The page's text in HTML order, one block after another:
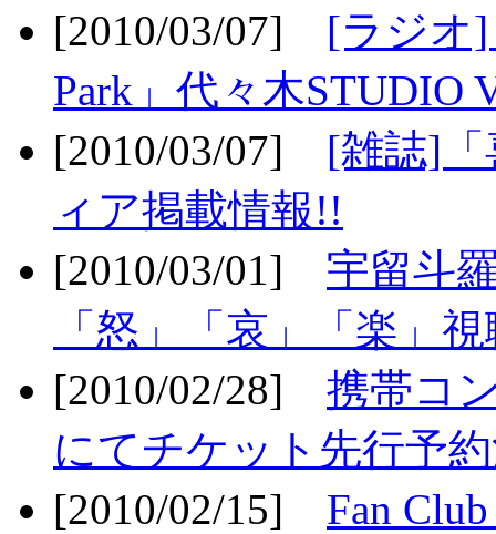
[2010/03/07] [ラジオ]
Park」代々木STUDIO
[2010/03/07] [雑誌]「
ィア掲載情報!!
[2010/03/01] 宇留斗
「怒」「哀」「楽」
[2010/02/28] 携帯コ
にてチケット先行予
[2010/02/15] Fan